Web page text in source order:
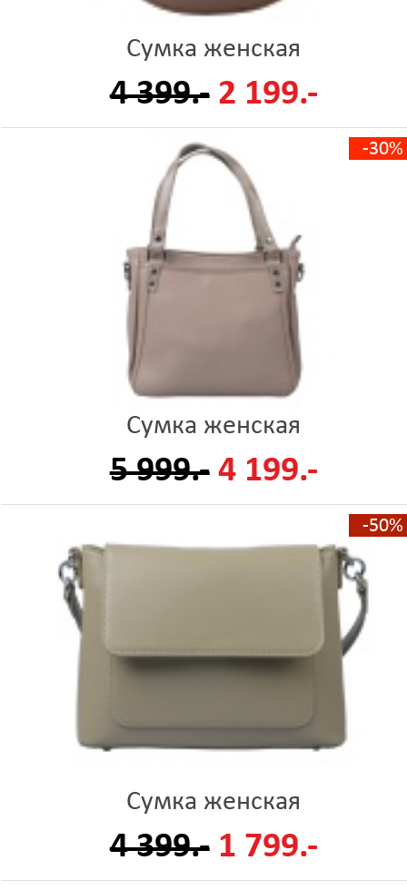
Сумка женская
4 399.- 2 199.-
-30%
Сумка женская
5 999.- 4 199.-
-50%
Сумка женская
4 399.- 1 799.-